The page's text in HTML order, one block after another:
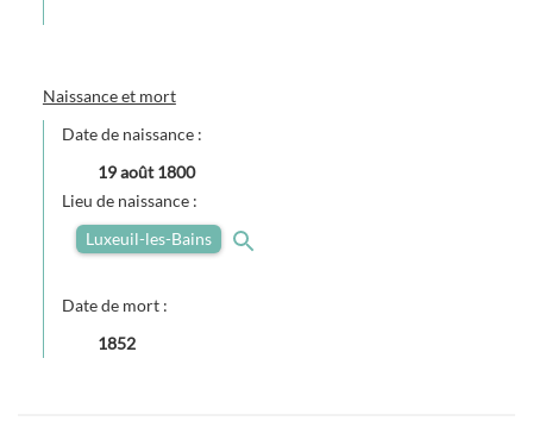
Naissance et mort
Date de naissance :
19 août 1800
Lieu de naissance :
Luxeuil-les-Bains
Date de mort :
1852